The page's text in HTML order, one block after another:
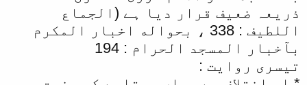
ذریعہ ضعیف قرار دیا ہے (الجماع
اللطیف : 338 ، بحواله اخبار المکرم
بآخبار المسجد الحرام : 194
تیسری روایت :